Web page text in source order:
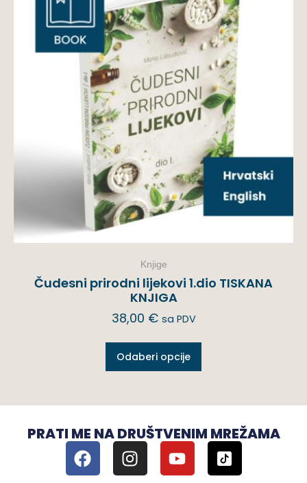
Knjige
Čudesni prirodni lijekovi 1.dio TISKANA
KNJIGA
38,00 € sa PDV
Odaberi opcije
PRATI ME NA DRUŠTVENIM MREŽAMA